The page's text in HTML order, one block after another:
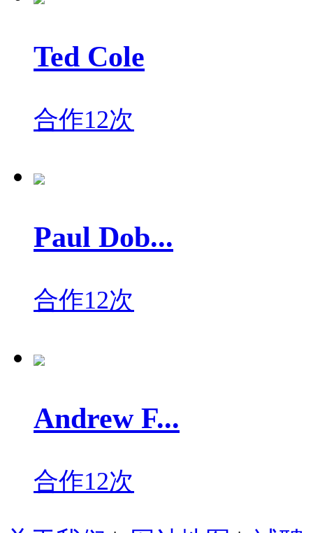
Ted Cole
合作12次
Paul Dob...
合作12次
Andrew F...
合作12次